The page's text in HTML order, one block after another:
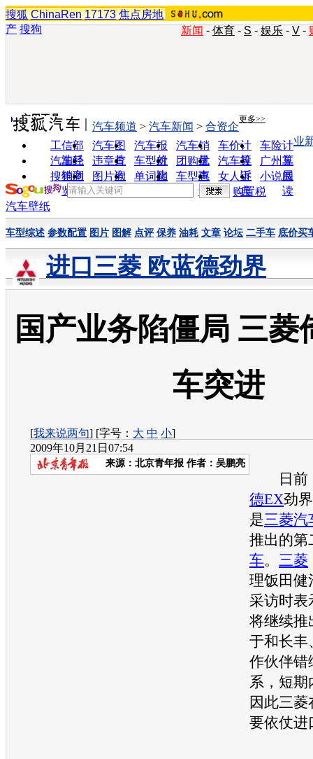
搜狐 ChinaRen 17173 焦点房地
产 搜狗 新闻 - 体育 - S - 娱乐 - V -
实用工具 更多>>
工信部
油耗
汽车图
片
汽车报
价
汽车销
量
车价计
算
车险计
算
汽车经
销商
违章查
询
车型对
比
团购优
惠
汽车投
诉
广州车
展
搜狗浏
览器
图片欣
赏
单词翻
车型查
询
女人宝
典
小说阅
读
汽车频道 > 汽车新闻 > 合资企
业
购置税
汽车壁纸
车型综述 参数配置 图片 图解 点评 保养 油耗 文章 论坛 二手车 底价买
进口三菱 欧蓝德劲界
国产业务陷僵局 三菱
车突进
[我来说两句] [字号： 大 中 小]
2009年10月21日07:54
来源： 北京青年报 作者：吴鹏亮
日前
德EX劲
是三菱汽
推出的第
车。 三菱
理饭田健
采访时表
将继续推
于和长丰
作伙伴错
系，短
因此三菱
要依仗进